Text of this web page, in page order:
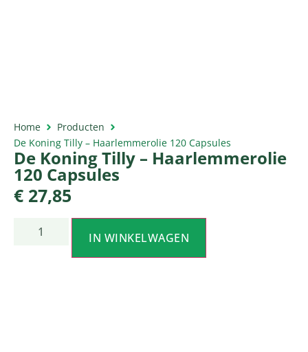
Home
Producten
De Koning Tilly – Haarlemmerolie 120 Capsules
De Koning Tilly – Haarlemmerolie
120 Capsules
€ 27,85
IN WINKELWAGEN